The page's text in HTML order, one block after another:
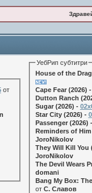
от
УебРип субтитри
House of the
Cape Fear (2026)
Dutton Ranch
Sugar (2026) -
Star City (2026) -
Passenger (2026)
Reminders of
JoroNikolov
They Will Kill You
JoroNikolov
The Devil Wears
domani
Bang My Box:
от С. Славов